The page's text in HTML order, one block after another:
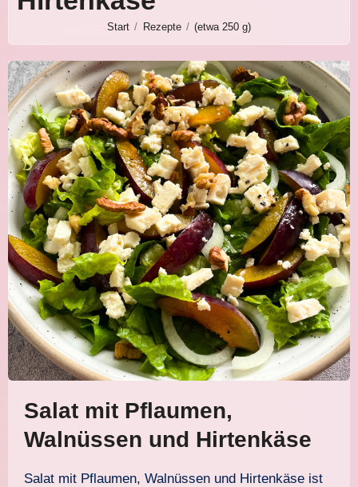
Start Rezepte (etwa 250 g)
Salat mit Pflaumen,
Walnüssen und Hirtenkäse
Salat mit Pflaumen, Walnüssen und Hirtenkäse ist